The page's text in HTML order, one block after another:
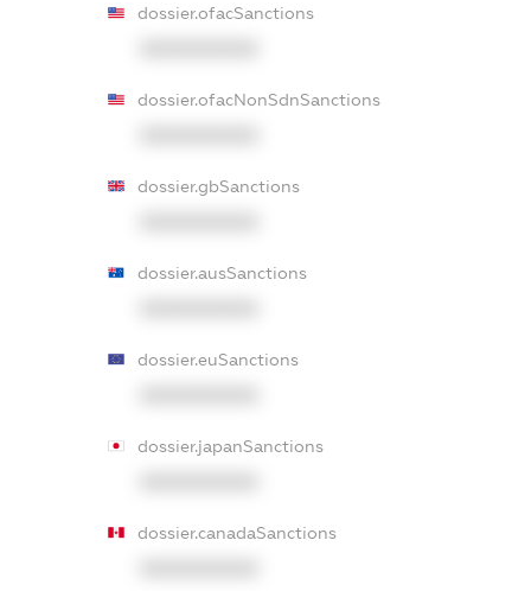
dossier.ofacSanctions
dossier.ofacNonSdnSanctions
dossier.gbSanctions
dossier.ausSanctions
dossier.euSanctions
dossier.japanSanctions
dossier.canadaSanctions